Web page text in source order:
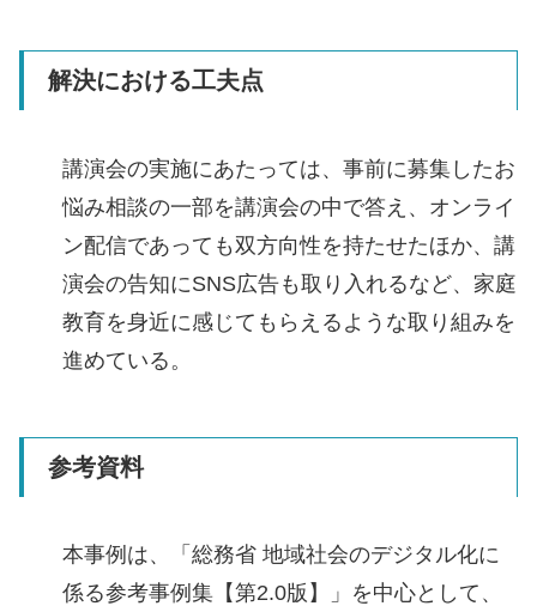
解決における工夫点
講演会の実施にあたっては、事前に募集したお
悩み相談の一部を講演会の中で答え、オンライ
ン配信であっても双方向性を持たせたほか、講
演会の告知にSNS広告も取り入れるなど、家庭
教育を身近に感じてもらえるような取り組みを
進めている。
参考資料
本事例は、「総務省 地域社会のデジタル化に
係る参考事例集【第2.0版】」を中心として、